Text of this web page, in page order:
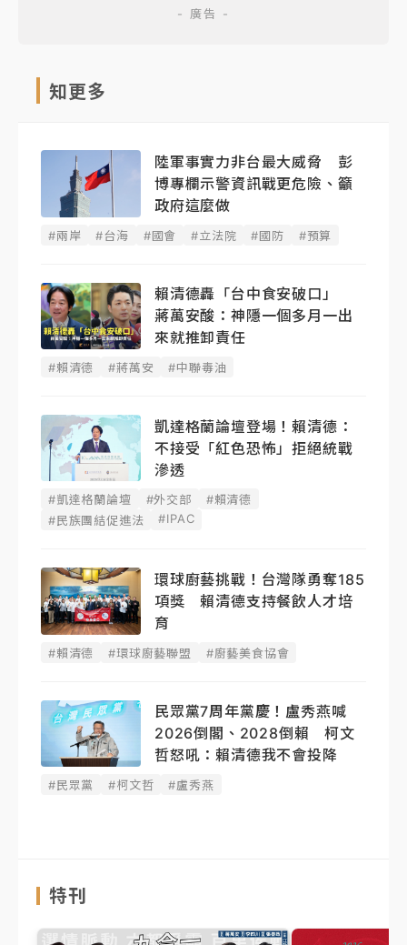
知更多
陸軍事實力非台最大威脅 彭
博專欄示警資訊戰更危險、籲
政府這麼做
#兩岸 #台海 #國會 #立法院 #國防 #預算
賴清德轟「台中食安破口」
蔣萬安酸：神隱一個多月一出
來就推卸責任
#賴清德 #蔣萬安 #中聯毒油
凱達格蘭論壇登場！賴清德：
不接受「紅色恐怖」拒絕統戰
滲透
#凱達格蘭論壇 #外交部
#賴清德
#民族團結促進法
#IPAC
環球廚藝挑戰！台灣隊勇奪185
項獎 賴清德支持餐飲人才培
育
#賴清德 #環球廚藝聯盟 #廚藝美食協會
民眾黨7周年黨慶！盧秀燕喊
2026倒閣、2028倒賴 柯文
哲怒吼：賴清德我不會投降
#民眾黨 #柯文哲 #盧秀燕
特刊